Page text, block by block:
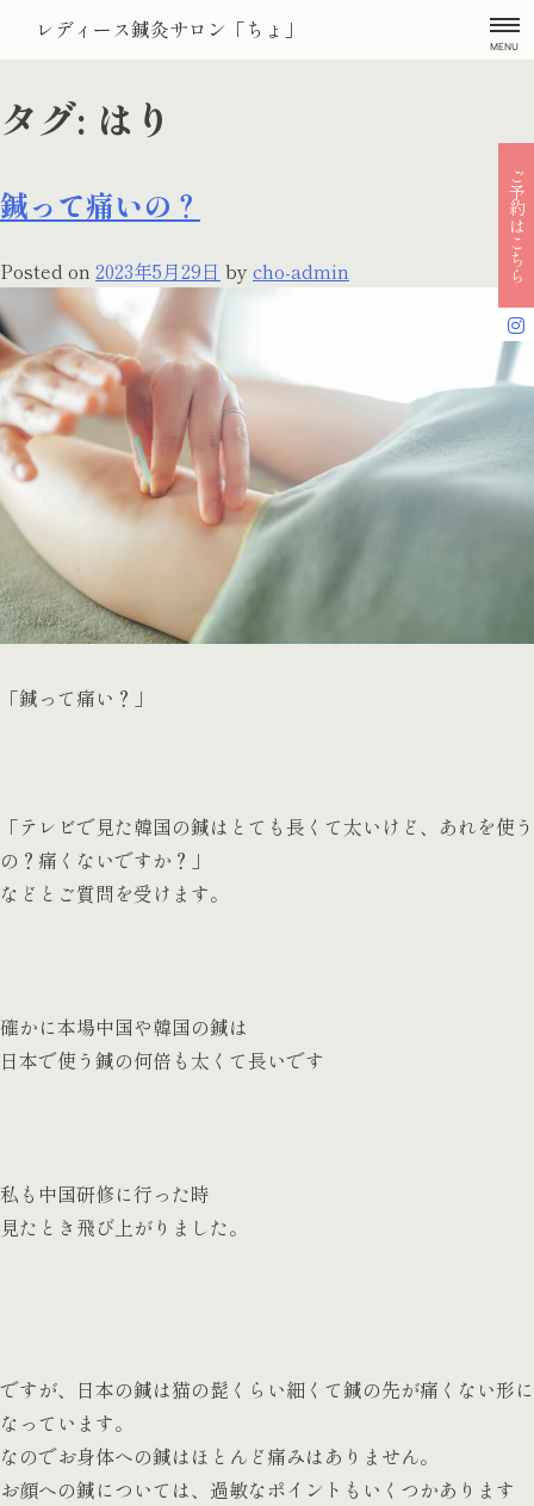
レディース鍼灸サロン「ちょ」
MENU
タグ: はり
鍼って痛いの？
Posted on 2023年5月29日 by cho-admin
「鍼って痛い？ 」
「テレビで見た韓国の鍼はとても長くて太いけど、あれを使う
の？痛くないですか？」
などとご質問を受けます。
確かに本場中国や韓国の鍼は
日本で使う鍼の何倍も太くて長いです
私も中国研修に行った時
見たとき飛び上がりました。
ですが、日本の鍼は猫の髭くらい細くて鍼の先が痛くない形に
なっています。
なのでお身体への鍼はほとんど痛みはありません。
お顔への鍼については、過敏なポイントもいくつかあります
ご予約はこちら